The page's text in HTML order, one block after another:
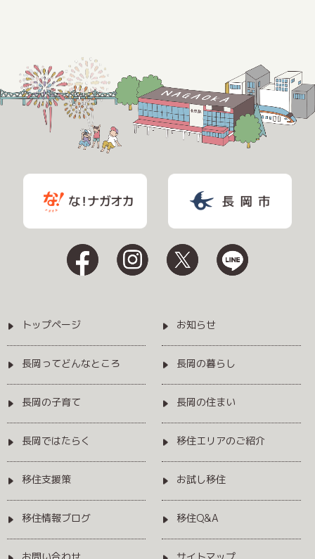
トップページ
長岡ってどんなところ
長岡の子育て
長岡ではたらく
移住支援策
移住情報ブログ
お知らせ
長岡の暮らし
長岡の住まい
移住エリアのご紹介
お試し移住
移住Q&A